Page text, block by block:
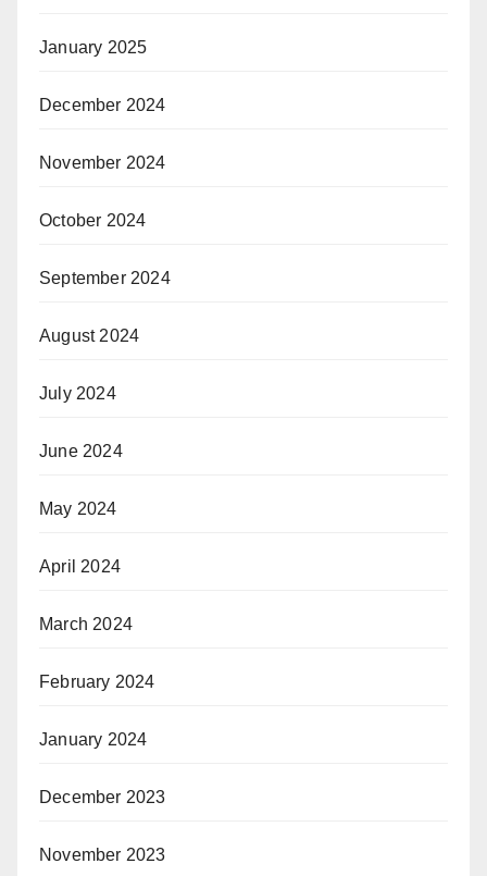
January 2025
December 2024
November 2024
October 2024
September 2024
August 2024
July 2024
June 2024
May 2024
April 2024
March 2024
February 2024
January 2024
December 2023
November 2023